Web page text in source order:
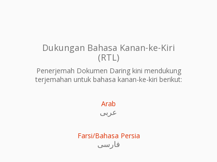
Dukungan Bahasa Kanan-ke-Kiri
(RTL)
Penerjemah Dokumen Daring kini mendukung
terjemahan untuk bahasa kanan-ke-kiri berikut:
Arab
عربى
Farsi/Bahasa Persia
فارسی